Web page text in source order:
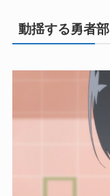
動揺する勇者部